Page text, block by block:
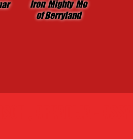
Iron Mighty Mo
of Berryland